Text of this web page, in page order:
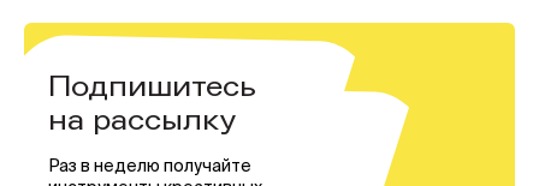
Подпишитесь
на рассылку
Раз в неделю получайте